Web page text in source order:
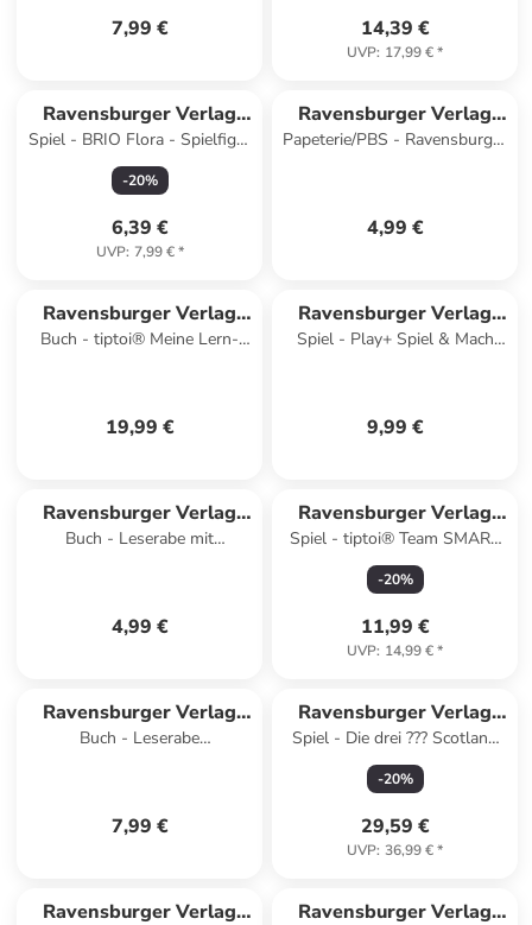
7,99 € 14,39 €
UVP: 17,99 €*
Ravensburger Verlag
GmbH
Spiel - BRIO Flora - Spielfigur
Tulip
-20%
6,39 €
UVP: 7,99 €*
Ravensburger Verlag
GmbH
Papeterie/PBS - Ravensburger
4,99 €
Ravensburger Verlag
GmbH
Buch - tiptoi® Meine Lern-
19,99 €
Ravensburger Verlag
GmbH
Spiel - Play+ Spiel & Mach
9,99 €
Ravensburger Verlag
GmbH
Buch - Leserabe mit
4,99 €
Ravensburger Verlag
GmbH
Spiel - tiptoi® Team SMART
ermittelt: Diebstahl im Tier-
Express - ab 5 Jahr
-20%
11,99 €
UVP: 14,99 €*
Ravensburger Verlag
GmbH
Buch - Leserabe
7,99 €
Ravensburger Verlag
GmbH
Spiel - Die drei ??? Scotland
Yard - Gesellschaftsspiel &
Brettspiel ab 8 J
-20%
29,59 €
UVP: 36,99 €*
Ravensburger Verlag
Ravensburger Verlag